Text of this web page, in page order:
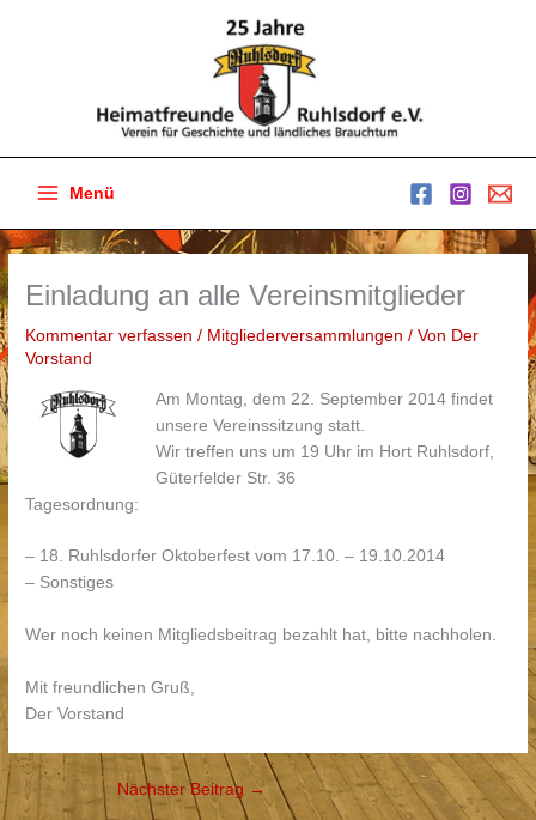
Menu
Menü
Einladung an alle Vereinsmitglieder
Kommentar verfassen / Mitgliederversammlungen / Von Der
Vorstand
Am Montag, dem 22. September 2014 findet
unsere Vereinssitzung statt.
Wir treffen uns um 19 Uhr im Hort Ruhlsdorf,
Güterfelder Str. 36
Tagesordnung:
– 18. Ruhlsdorfer Oktoberfest vom 17.10. – 19.10.2014
– Sonstiges
Wer noch keinen Mitgliedsbeitrag bezahlt hat, bitte nachholen.
Mit freundlichen Gruß,
Der Vorstand
Nächster Beitrag →